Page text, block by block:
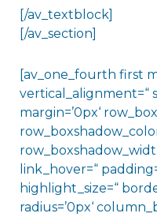
[/av_textblock]
[/av_section]
[av_one_fourth first
vertical_alignment=“
margin=’0px‘
link_hover=“
highlight_size=“
radius=’0px‘